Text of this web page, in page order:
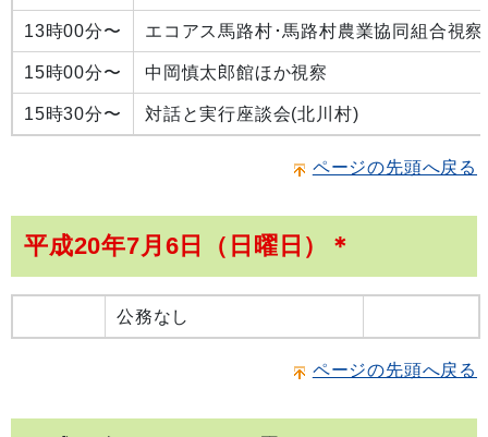
13時00分〜 エコアス馬路村･馬路村農業協同組合視察
15時00分〜 中岡慎太郎館ほか視察
15時30分〜 対話と実行座談会(北川村)
ページの先頭へ戻る
平成20年7月6日（日曜日）＊
公務なし
ページの先頭へ戻る